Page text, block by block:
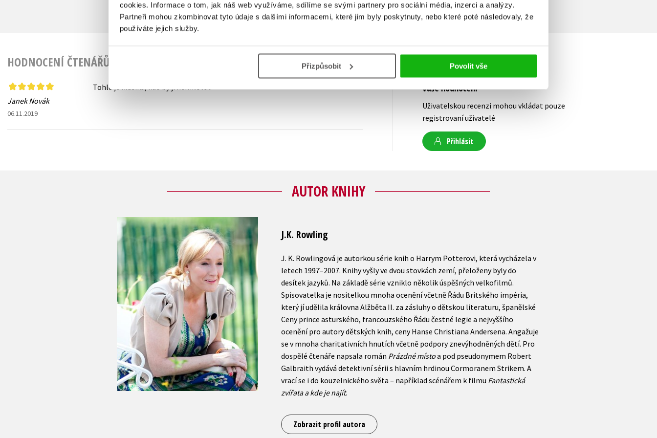
cookies. Informace o tom, jak náš web využíváme, sdílíme se svými partnery pro sociální média, inzerci a analýzy.
Partneři mohou zkombinovat tyto údaje s dalšími informacemi, které jim byly poskytnuty, nebo které poté následovaly, že
používáte jejich služby.
Přizpůsobit Povolit vše
HODNOCENÍ ČTENÁŘŮ
Janek Novák
06.11.2019
Tohle je klasika, kdo by ji nemiloval. Vaše hodnocení
Uživatelskou recenzi mohou vkládat pouze
registrovaní uživatelé
Přihlásit
AUTOR KNIHY
J.K. Rowling
J. K. Rowlingová je autorkou série knih o Harrym Potterovi, která vycházela v
letech 1997–2007. Knihy vyšly ve dvou stovkách zemí, přeloženy byly do
desítek jazyků. Na základě série vzniklo několik úspěšných velkofilmů.
Spisovatelka je nositelkou mnoha ocenění včetně Řádu Britského impéria,
který jí udělila královna Alžběta II. za zásluhy o dětskou literaturu, španělské
Ceny prince asturského, francouzského Řádu čestné legie a nejvyššího
ocenění pro autory dětských knih, ceny Hanse Christiana Andersena. Angažuje
se v mnoha charitativních hnutích včetně podpory znevýhodněných dětí. Pro
dospělé čtenáře napsala román Prázdné místoa pod pseudonymem Robert
Galbraith vydává detektivní sérii s hlavním hrdinou Cormoranem Strikem. A
vrací se i do kouzelnického světa – například scénářem k filmu Fantastická
zvířata a kde je najít.
Zobrazit profil autora